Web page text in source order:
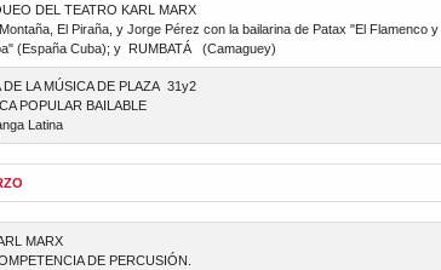
DEL TEATRO KARL MARX
El Piraña, y Jorge Pérez con la bailarina de Patax "El Flamenco y
(España Cuba); y RUMBATÁ (Camaguey)
DE LA MÚSICA DE PLAZA 31y2
POPULAR BAILABLE
Latina
MARX
DE PERCUSIÓN.